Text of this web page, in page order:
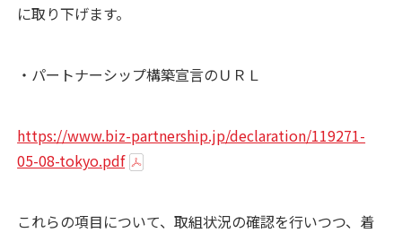
に取り下げます。
・パートナーシップ構築宣言のＵＲＬ
https://www.biz-partnership.jp/declaration/119271-
05-08-tokyo.pdf
これらの項目について、取組状況の確認を行いつつ、着